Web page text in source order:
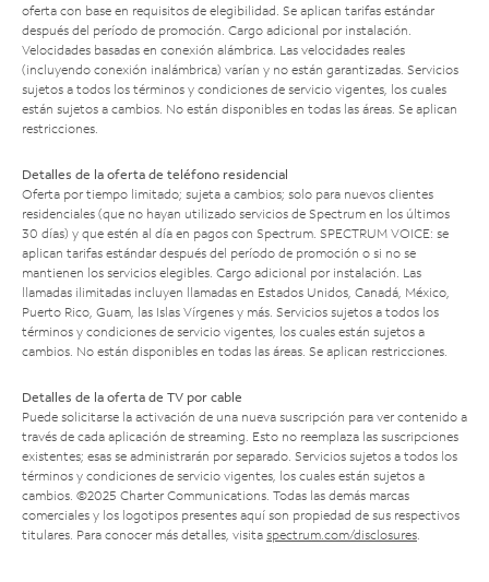
oferta con base en requisitos de elegibilidad. Se aplican tarifas estándar
después del período de promoción. Cargo adicional por instalación.
Velocidades basadas en conexión alámbrica. Las velocidades reales
(incluyendo conexión inalámbrica) varían y no están garantizadas. Servicios
sujetos a todos los términos y condiciones de servicio vigentes, los cuales
están sujetos a cambios. No están disponibles en todas las áreas. Se aplican
restricciones.
Detalles de la oferta de teléfono residencial
Oferta por tiempo limitado; sujeta a cambios; solo para nuevos clientes
residenciales (que no hayan utilizado servicios de Spectrum en los últimos
30 días) y que estén al día en pagos con Spectrum. SPECTRUM VOICE: se
aplican tarifas estándar después del período de promoción o si no se
mantienen los servicios elegibles. Cargo adicional por instalación. Las
llamadas ilimitadas incluyen llamadas en Estados Unidos, Canadá, México,
Puerto Rico, Guam, las Islas Vírgenes y más. Servicios sujetos a todos los
términos y condiciones de servicio vigentes, los cuales están sujetos a
cambios. No están disponibles en todas las áreas. Se aplican restricciones.
Detalles de la oferta de TV por cable
Puede solicitarse la activación de una nueva suscripción para ver contenido a
través de cada aplicación de streaming. Esto no reemplaza las suscripciones
existentes; esas se administrarán por separado. Servicios sujetos a todos los
términos y condiciones de servicio vigentes, los cuales están sujetos a
cambios. ©2025 Charter Communications. Todas las demás marcas
comerciales y los logotipos presentes aquí son propiedad de sus respectivos
titulares. Para conocer más detalles, visita spectrum.com/disclosures